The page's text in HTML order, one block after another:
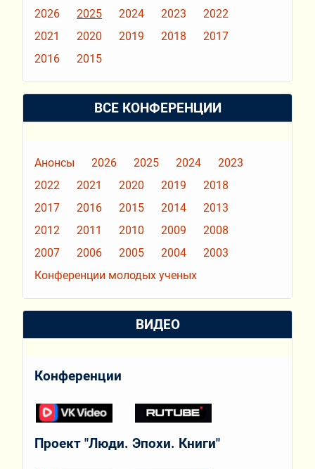
2026 2025 2024 2023
2022
2021
2020 2019 2018
2017
2016
2015
ВСЕ КОНФЕРЕНЦИИ
Анонсы 2026 2025 2024
2023
2022
2021 2020 2019
2018
2017
2016 2015 2014
2013
2012
2011 2010 2009
2008
2007
2006 2005 2004
2003
Конференции молодых ученых
ВИДЕО
Конференции
Проект "Люди. Эпохи. Книги"